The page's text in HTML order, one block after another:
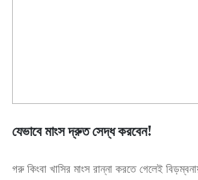
যেভাবে মাংস দ্রুত সেদ্ধ করবেন!
গরু কিংবা খাসির মাংস রান্না করতে গেলেই